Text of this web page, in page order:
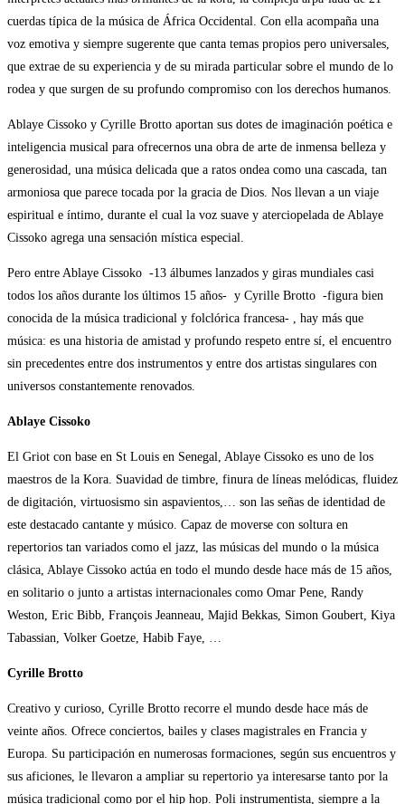
cuerdas típica de la música de África Occidental. Con ella acompaña una
voz emotiva y siempre sugerente que canta temas propios pero universales,
que extrae de su experiencia y de su mirada particular sobre el mundo de lo
rodea y que surgen de su profundo compromiso con los derechos humanos.
Ablaye Cissoko y Cyrille Brotto aportan sus dotes de imaginación poética e
inteligencia musical para ofrecernos una obra de arte de inmensa belleza y
generosidad, una música delicada que a ratos ondea como una cascada, tan
armoniosa que parece tocada por la gracia de Dios. Nos llevan a un viaje
espiritual e íntimo, durante el cual la voz suave y aterciopelada de Ablaye
Cissoko agrega una sensación mística especial.
Pero entre Ablaye Cissoko -13 álbumes lanzados y giras mundiales casi
todos los años durante los últimos 15 años- y Cyrille Brotto -figura bien
conocida de la música tradicional y folclórica francesa- , hay más que
música: es una historia de amistad y profundo respeto entre sí, el encuentro
sin precedentes entre dos instrumentos y entre dos artistas singulares con
universos constantemente renovados.
Ablaye Cissoko
El Griot con base en St Louis en Senegal, Ablaye Cissoko es uno de los
maestros de la Kora. Suavidad de timbre, finura de líneas melódicas, fluidez
de digitación, virtuosismo sin aspavientos,… son las señas de identidad de
este destacado cantante y músico. Capaz de moverse con soltura en
repertorios tan variados como el jazz, las músicas del mundo o la música
clásica, Ablaye Cissoko actúa en todo el mundo desde hace más de 15 años,
en solitario o junto a artistas internacionales como Omar Pene, Randy
Weston, Eric Bibb, François Jeanneau, Majid Bekkas, Simon Goubert, Kiya
Tabassian, Volker Goetze, Habib Faye, …
Cyrille Brotto
Creativo y curioso, Cyrille Brotto recorre el mundo desde hace más de
veinte años. Ofrece conciertos, bailes y clases magistrales en Francia y
Europa. Su participación en numerosas formaciones, según sus encuentros y
sus aficiones, le llevaron a ampliar su repertorio ya interesarse tanto por la
música tradicional como por el hip hop. Poli instrumentista, siempre a la